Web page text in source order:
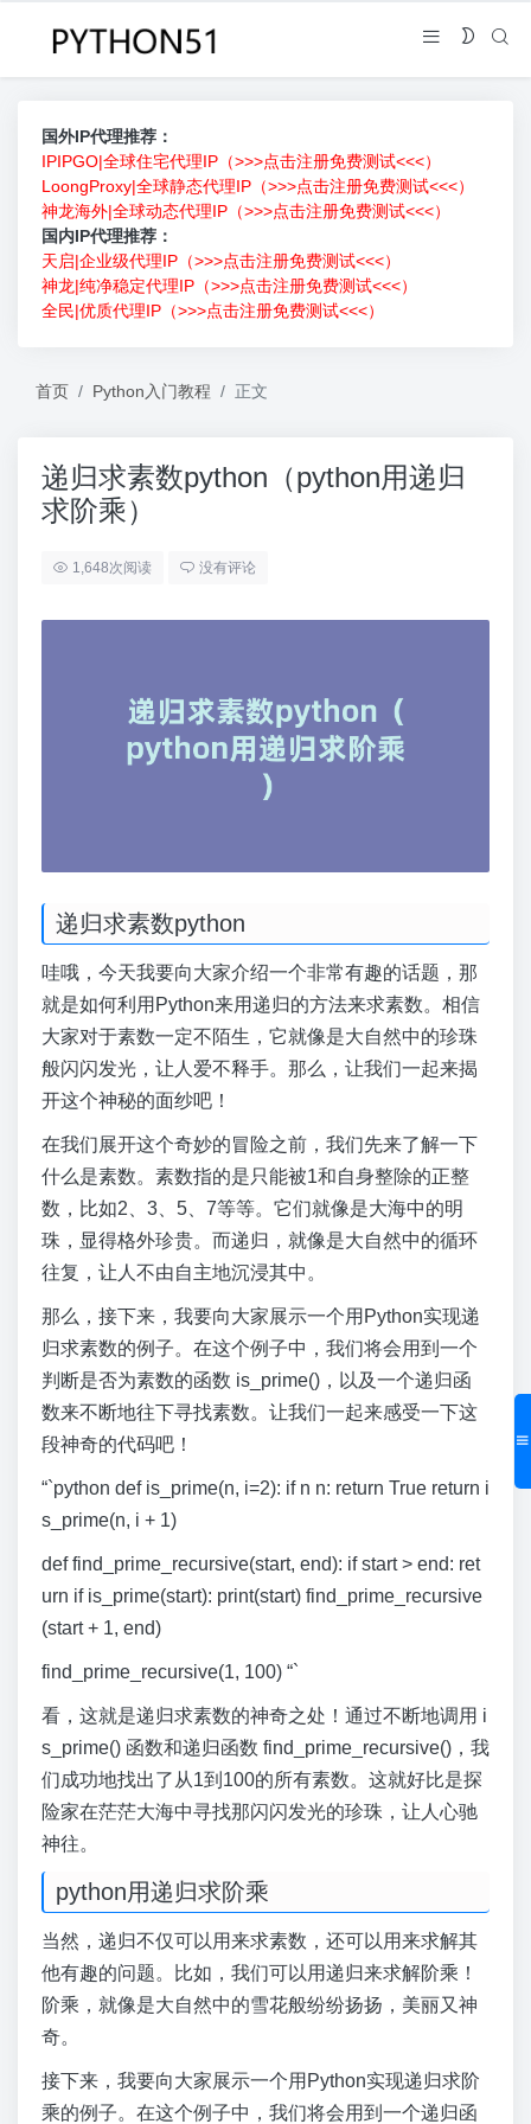
国外IP代理推荐：
IPIPGO|全球住宅代理IP（>>>点击注册免费测试<<<）
LoongProxy|全球静态代理IP（>>>点击注册免费测试<<<）
神龙海外|全球动态代理IP（>>>点击注册免费测试<<<）
国内IP代理推荐：
天启|企业级代理IP（>>>点击注册免费测试<<<）
神龙|纯净稳定代理IP（>>>点击注册免费测试<<<）
全民|优质代理IP（>>>点击注册免费测试<<<）
首页 Python入门教程 正文
递归求素数python（python用递归
求阶乘）
1,648次阅读 没有评论
递归求素数python
哇哦，今天我要向大家介绍一个非常有趣的话题，那
就是如何利用Python来用递归的方法来求素数。相信
大家对于素数一定不陌生，它就像是大自然中的珍珠
般闪闪发光，让人爱不释手。那么，让我们一起来揭
开这个神秘的面纱吧！
在我们展开这个奇妙的冒险之前，我们先来了解一下
什么是素数。素数指的是只能被1和自身整除的正整
数，比如2、3、5、7等等。它们就像是大海中的明
珠，显得格外珍贵。而递归，就像是大自然中的循环
往复，让人不由自主地沉浸其中。
那么，接下来，我要向大家展示一个用Python实现递
归求素数的例子。在这个例子中，我们将会用到一个
判断是否为素数的函数 is_prime()，以及一个递归函
数来不断地往下寻找素数。让我们一起来感受一下这
段神奇的代码吧！
“`python def is_prime(n, i=2): if n n: return True return i
s_prime(n, i + 1)
def find_prime_recursive(start, end): if start > end: ret
urn if is_prime(start): print(start) find_prime_recursive
(start + 1, end)
find_prime_recursive(1, 100) “`
看，这就是递归求素数的神奇之处！通过不断地调用 i
s_prime() 函数和递归函数 find_prime_recursive()，我
们成功地找出了从1到100的所有素数。这就好比是探
险家在茫茫大海中寻找那闪闪发光的珍珠，让人心驰
神往。
python用递归求阶乘
当然，递归不仅可以用来求素数，还可以用来求解其
他有趣的问题。比如，我们可以用递归来求解阶乘！
阶乘，就像是大自然中的雪花般纷纷扬扬，美丽又神
奇。
接下来，我要向大家展示一个用Python实现递归求阶
乘的例子。在这个例子中，我们将会用到一个递归函